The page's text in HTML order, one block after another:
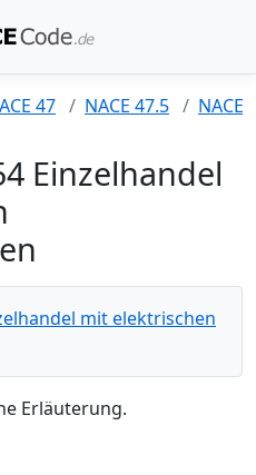
47 NACE 47.5 NACE
Einzelhandel
mit elektrischen
Erläuterung.